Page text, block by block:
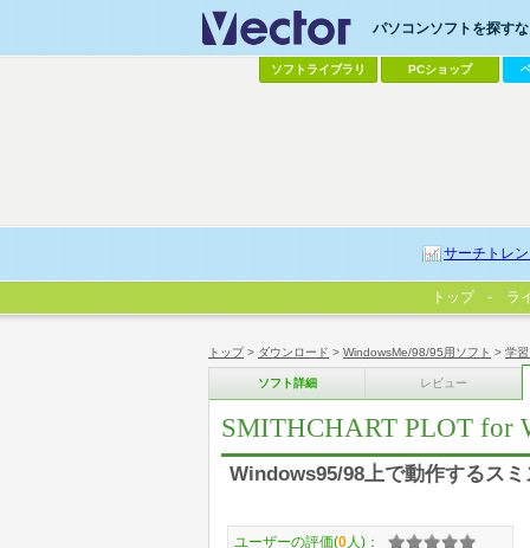
トップ> ダウンロード > WindowsMe/98/95用ソフト > 学
ソフト詳細 レビュー
SMITHCHART PLOT for
Windows95/98上で動作するス
ユーザーの評価(0 人)：
パソコンソフトを探す
ソフトライブラリ PCショップ
サーチトレン
トップ ラ